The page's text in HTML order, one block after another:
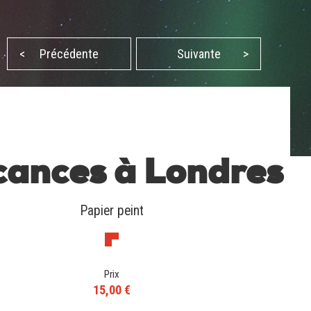
< Précédente Suivante >
à Londres
Papier peint
Prix
15,00 €